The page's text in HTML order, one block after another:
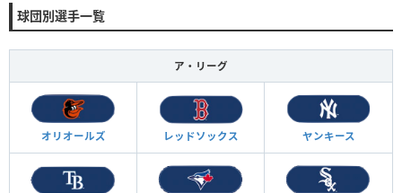
球団別選手一覧
ア・リーグ
オリオールズ レッドソックス ヤンキース